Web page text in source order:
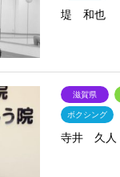
堤 和也
滋賀県
ボクシング
寺井 久人